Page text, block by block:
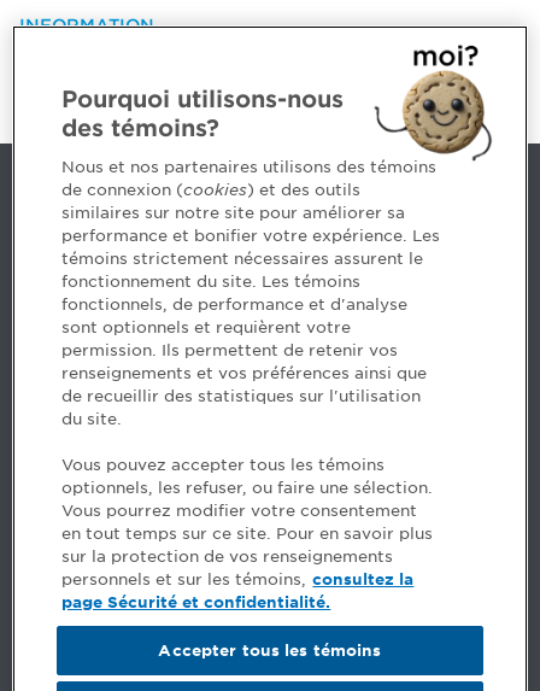
INFORMATION
d.dupuis@dupuisrh.com
Contact us
514 788-1376 1 800 363-4688 [3033]
emploiCPA@cpaquebec.ca
5, Place Ville Marie, bureau 800, Montréal
(Québec)H3B 2G2
www.cpaquebec.ca
Facebook – CPA
Instagram
LinkedIn - CPA
LinkedIn - Emploi CPA
TikTok
YouTube
Security and privacy
Pourquoi utilisons-nous
des témoins?
Nous et nos partenaires utilisons des témoins
de connexion (cookies) et des outils
similaires sur notre site pour améliorer sa
performance et bonifier votre expérience. Les
témoins strictement nécessaires assurent le
fonctionnement du site. Les témoins
fonctionnels, de performance et d'analyse
sont optionnels et requièrent votre
permission. Ils permettent de retenir vos
renseignements et vos préférences ainsi que
de recueillir des statistiques sur l'utilisation
du site.
Vous pouvez accepter tous les témoins
optionnels, les refuser, ou faire une sélection.
Vous pourrez modifier votre consentement
en tout temps sur ce site. Pour en savoir plus
sur la protection de vos renseignements
personnels et sur les témoins, consultez la
page Sécurité et confidentialité.
Accepter tous les témoins